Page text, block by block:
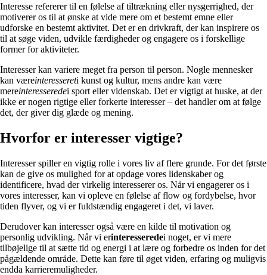
Interesse refererer til en følelse af tiltrækning eller nysgerrighed, der
motiverer os til at ønske at vide mere om et bestemt emne eller
udforske en bestemt aktivitet. Det er en drivkraft, der kan inspirere os
til at søge viden, udvikle færdigheder og engagere os i forskellige
former for aktiviteter.
Interesser kan variere meget fra person til person. Nogle mennesker
kan væreinteressereti kunst og kultur, mens andre kan være
mereinteresseredei sport eller videnskab. Det er vigtigt at huske, at der
ikke er nogen rigtige eller forkerte interesser – det handler om at følge
det, der giver dig glæde og mening.
Hvorfor er interesser vigtige?
Interesser spiller en vigtig rolle i vores liv af flere grunde. For det første
kan de give os mulighed for at opdage vores lidenskaber og
identificere, hvad der virkelig interesserer os. Når vi engagerer os i
vores interesser, kan vi opleve en følelse af flow og fordybelse, hvor
tiden flyver, og vi er fuldstændig engageret i det, vi laver.
Derudover kan interesser også være en kilde til motivation og
personlig udvikling. Når vi erinteresseredei noget, er vi mere
tilbøjelige til at sætte tid og energi i at lære og forbedre os inden for det
pågældende område. Dette kan føre til øget viden, erfaring og muligvis
endda karrieremuligheder.